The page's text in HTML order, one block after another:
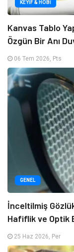
KEYIF & HOBI
Kanvas Tablo
Özgün Bir Anı
06 Tem 2026, Pts
GENEL
İnceltilmiş
Hafiflik ve Optik
25 Haz 2026, Per